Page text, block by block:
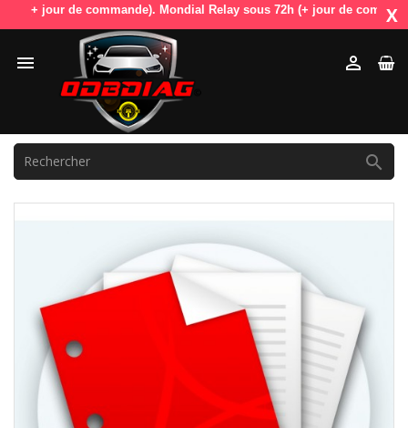
jour de commande). Mondial Relay sous 72h (+ jour de X
 
